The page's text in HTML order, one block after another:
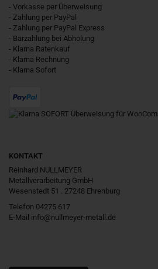
- Vorkasse per Überweisung
- Zahlung per PayPal
- Zahlung per PayPal Express
- Barzahlung bei Abholung
- Klarna Ratenkauf
- Klarna Rechnung
- Klarna Sofort
KONTAKT
Reinhard NULLMEYER
Metallverarbeitung GmbH
Wesenstedt 51 . 27248 Ehrenburg
Telefon 04275 617
E-Mail info@nullmeyer-metall.de